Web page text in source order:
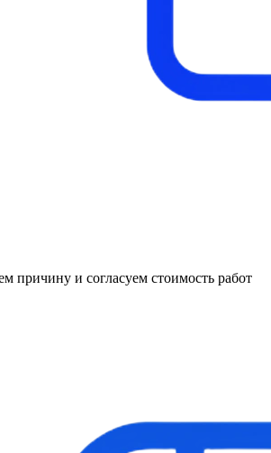
причину и согласуем стоимость работ